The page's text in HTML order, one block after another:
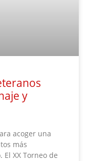
y
acoger una
más
XX Torneo de